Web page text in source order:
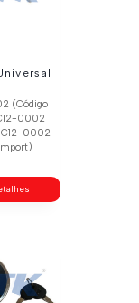
(Código
0002
0002